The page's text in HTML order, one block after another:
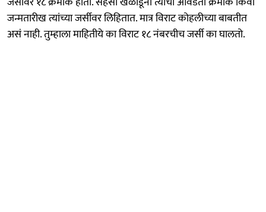
जन्मतारीख त्यांच्या जर्सीवर लिहितात. मात्र विराट कोहलीच्या बाबतीत
असं नाही. तुम्हाला माहितीये का विराट १८ नंबरचीच जर्सी का घालतो.